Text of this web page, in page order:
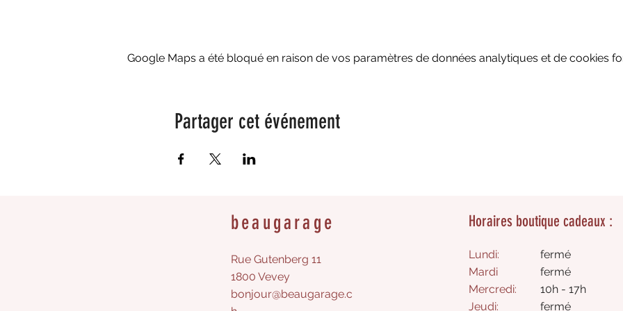
Google Maps a été bloqué en raison de vos paramètres de données analytiques et de cookies
Partager cet événement
beaugarage
Rue Gutenberg 11
1800 Vevey
bonjour@beaugarage.c
Horaires boutique cadeaux :
Lundi:
Mardi
Mercredi:
Jeudi:
fermé
fermé
10h - 17h
fermé​